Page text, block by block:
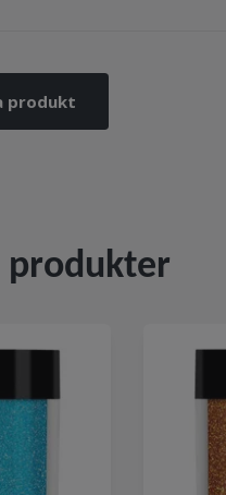
produkt
produkter